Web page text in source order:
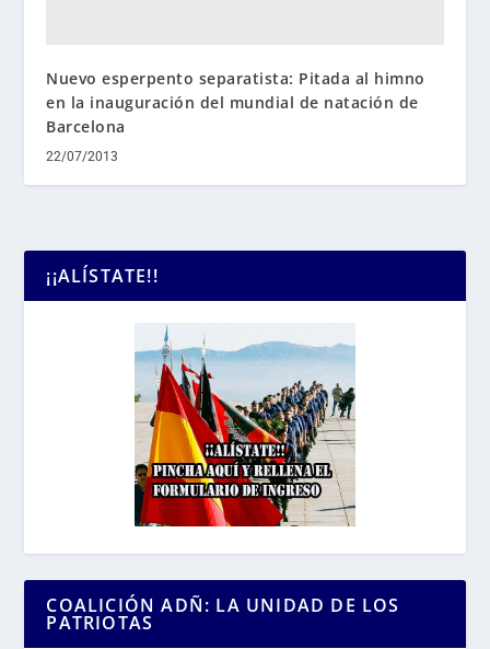
Nuevo esperpento separatista: Pitada al himno
en la inauguración del mundial de natación de
Barcelona
22/07/2013
¡¡ALÍSTATE!!
COALICIÓN ADÑ: LA UNIDAD DE LOS
PATRIOTAS